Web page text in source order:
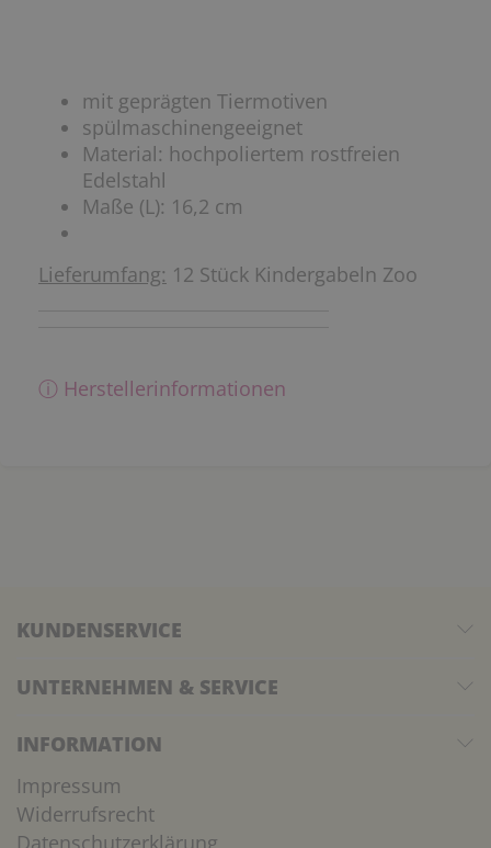
mit geprägten Tiermotiven
spülmaschinengeeignet
Material: hochpoliertem rostfreien
Edelstahl
Maße (L): 16,2 cm
Lieferumfang: 12 Stück Kindergabeln Zoo
ⓘ Herstellerinformationen
KUNDENSERVICE
UNTERNEHMEN & SERVICE
INFORMATION
Impressum
Widerrufsrecht
Datenschutzerklärung